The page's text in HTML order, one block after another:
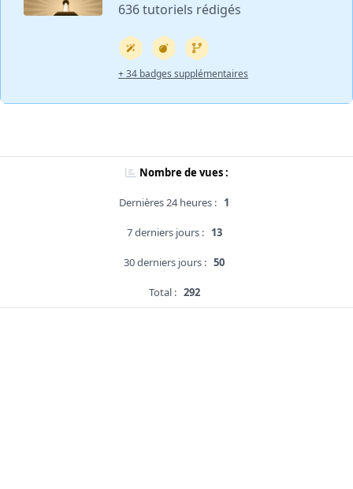
636 tutoriels rédigés
+ 34 badges supplémentaires
Nombre de vues :
Dernières 24 heures : 1
7 derniers jours : 13
30 derniers jours : 50
Total : 292